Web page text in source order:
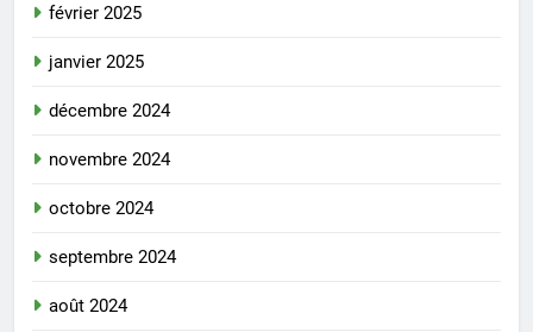
février 2025
janvier 2025
décembre 2024
novembre 2024
octobre 2024
septembre 2024
août 2024